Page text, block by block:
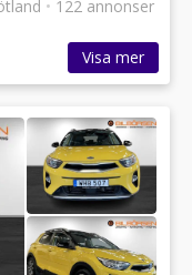
• 122 annonser
Visa mer